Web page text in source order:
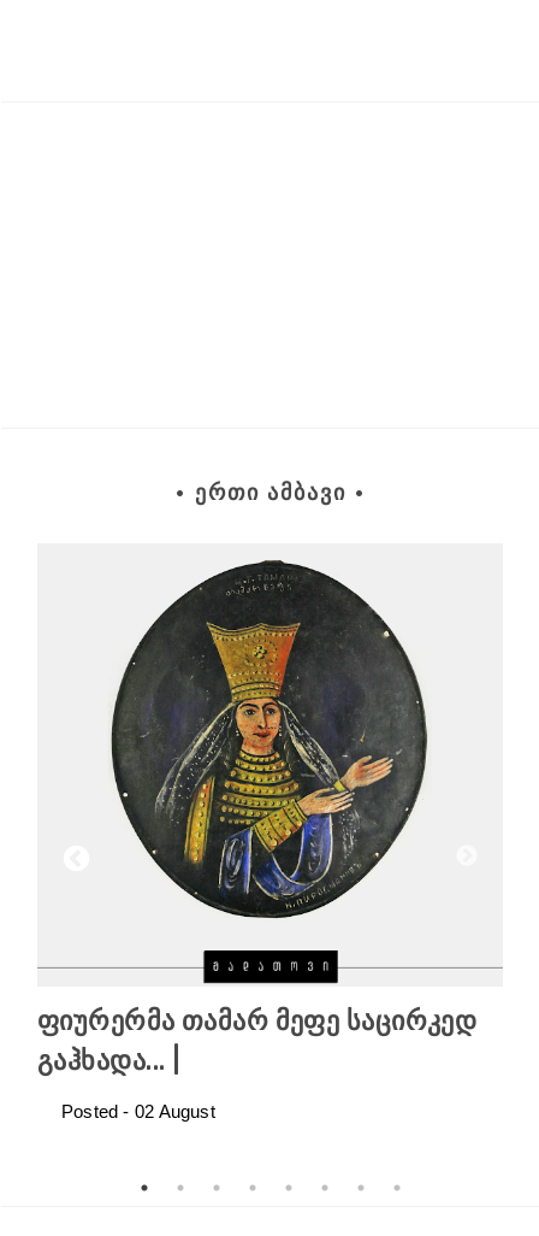
• ᲔᲠᲗᲘ ᲐᲛᲑᲐᲕᲘ •
ფიურერმა თამარ მეფე საცირკედ
გაჰხადა... |
Posted - 02 August